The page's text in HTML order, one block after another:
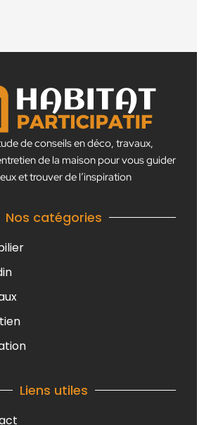
de conseils en déco, travaux,
de la maison pour vous guider
et trouver de l’inspiration
Nos catégories
Liens utiles